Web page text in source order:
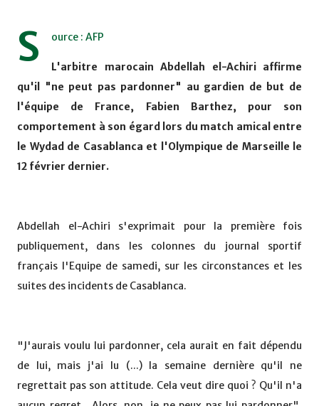
S ource : AFP
L'arbitre marocain Abdellah el-Achiri affirme
qu'il "ne peut pas pardonner" au gardien de but de
l'équipe de France, Fabien Barthez, pour son
comportement à son égard lors du match amical entre
le Wydad de Casablanca et l'Olympique de Marseille le
12 février dernier.
Abdellah el-Achiri s'exprimait pour la première fois
publiquement, dans les colonnes du journal sportif
français l'Equipe de samedi, sur les circonstances et les
suites des incidents de Casablanca.
"J'aurais voulu lui pardonner, cela aurait en fait dépendu
de lui, mais j'ai lu (...) la semaine dernière qu'il ne
regrettait pas son attitude. Cela veut dire quoi ? Qu'il n'a